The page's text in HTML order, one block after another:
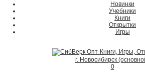
Новинки
Учебники
Книги
Открытки
Игры
г. Новосибирск
0